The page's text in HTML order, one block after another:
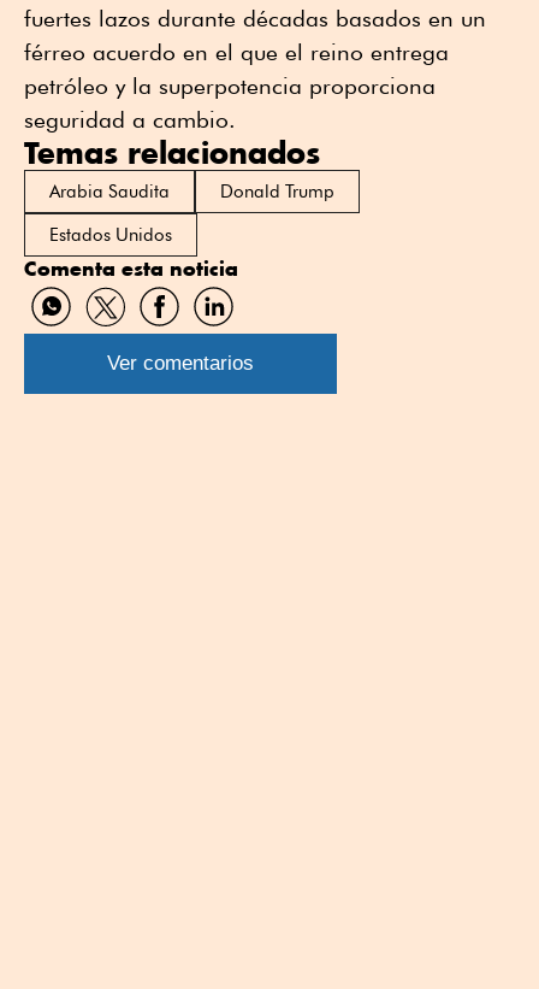
fuertes lazos durante décadas basados en un
férreo acuerdo en el que el reino entrega
petróleo y la superpotencia proporciona
seguridad a cambio.
Temas relacionados
Arabia Saudita
Donald Trump
Estados Unidos
Comenta esta noticia
Compartir
por
WhatsApp
Compartir
por
Twitter
Compartir
por
Facebook
Compartir
por
Linkedin
Ver comentarios